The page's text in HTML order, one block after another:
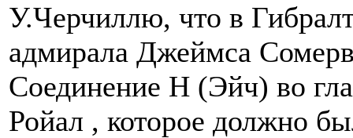
У.Черчиллю, что в
адмирала Джеймса
Соединение Н (Эйч) во
Ройал , которое должно